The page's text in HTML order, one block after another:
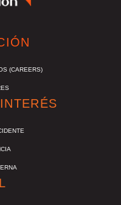
(CAREERS)